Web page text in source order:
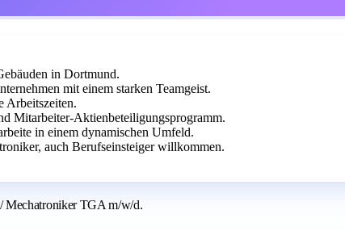
in Dortmund.
mit einem starken Teamgeist.
Arbeitszeiten.
Mitarbeiter-Aktienbeteiligungsprogramm.
in einem dynamischen Umfeld.
auch Berufseinsteiger willkommen.
Mechatroniker TGA m/w/d.